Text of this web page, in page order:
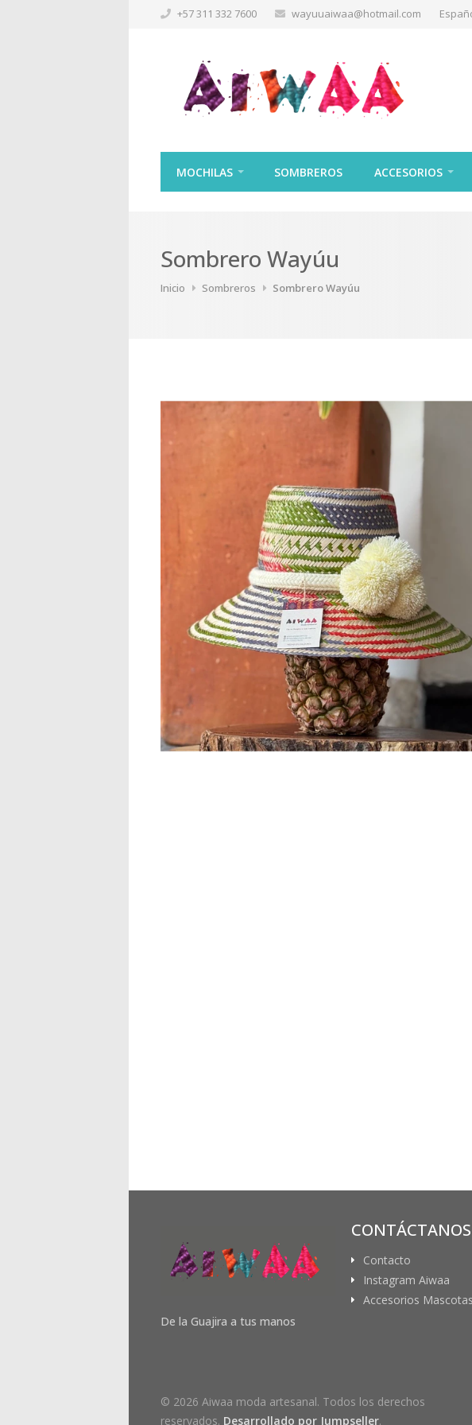
+57 311 332 7600 wayuuaiwaa@hotmail.com
MOCHILAS SOMBREROS ACCESORIOS
Sombrero Wayúu
Inicio Sombreros Sombrero Wayúu
De la Guajira a tus manos
CONTÁCTANOS
Contacto
Instagram Aiwaa
Accesorios Mascotas
© 2026 Aiwaa moda artesanal. Todos los derechos
reservados. Desarrollado por Jumpseller.